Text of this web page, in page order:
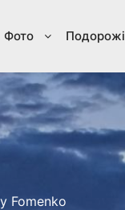
Фото Подорожі
Fomenko